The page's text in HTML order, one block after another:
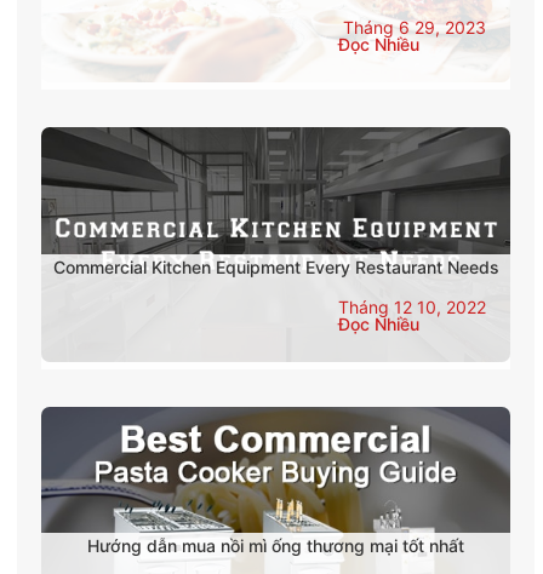
Tháng 6 29, 2023
Đọc Nhiều
Commercial Kitchen Equipment Every Restaurant Needs
Tháng 12 10, 2022
Đọc Nhiều
Hướng dẫn mua nồi mì ống thương mại tốt nhất